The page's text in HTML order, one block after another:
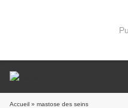
Accueil » mastose des seins